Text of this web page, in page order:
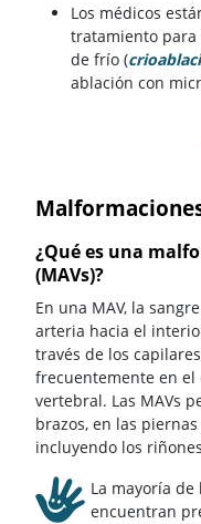
Los médicos
tratamiento para
de frío (
ablación con
¿Qué es una
(MAVs)?
En una MAV, la
arteria hacia el
través de los
frecuentemente en el
vertebral. Las MAVs
brazos, en las
incluyendo los
La mayoría de
encuentran